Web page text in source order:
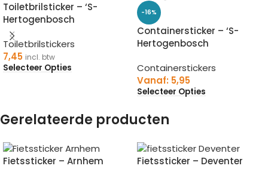
Toiletbrilsticker – ‘S-
Hertogenbosch
Toiletbrilstickers
7,45 incl. btw
Selecteer Opties
-16%
Containersticker – ‘S-
Hertogenbosch
Containerstickers
Vanaf: 5,95
Selecteer Opties
Gerelateerde producten
Fietssticker – Arnhem
Fietssticker – Deventer